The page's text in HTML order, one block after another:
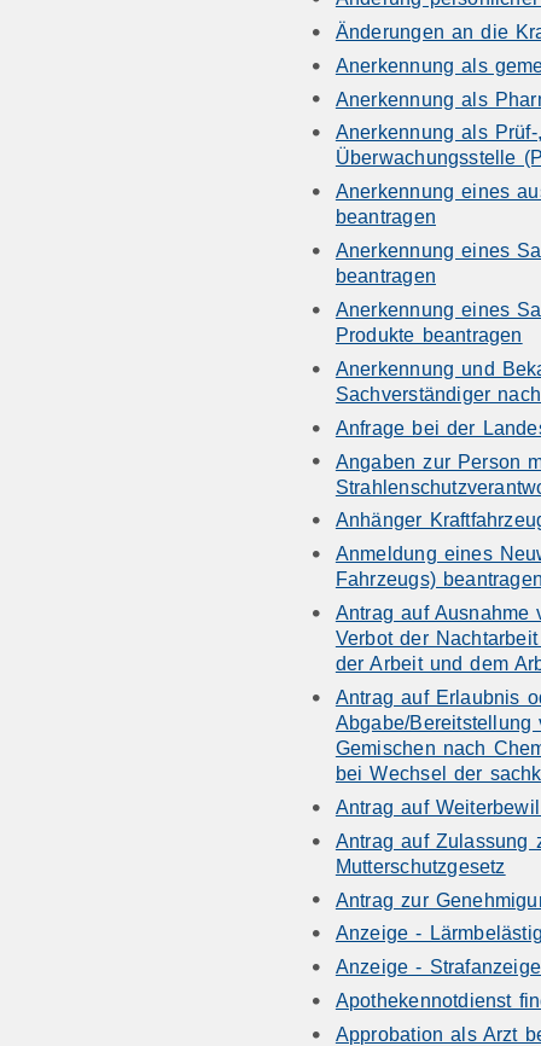
Änderungen an die
Anerkennung als
Anerkennung als
Anerkennung als
Überwachungsstelle
Anerkennung eines
beantragen
Anerkennung eines
beantragen
Anerkennung eines
Produkte beantragen
Anerkennung und
Sachverständiger
Anfrage bei der
Angaben zur Person
Anhänger
Anmeldung eines
Fahrzeugs)
Antrag auf Ausnahme
Verbot der
der Arbeit und dem
Antrag auf Erlaubnis
Abgabe/
Gemischen nach
bei Wechsel der
Antrag auf
Antrag auf Zulassung
Mutterschutzgesetz
Antrag zur
Anzeige -
Anzeige -
Apothekennotdienst
Approbation als Arzt